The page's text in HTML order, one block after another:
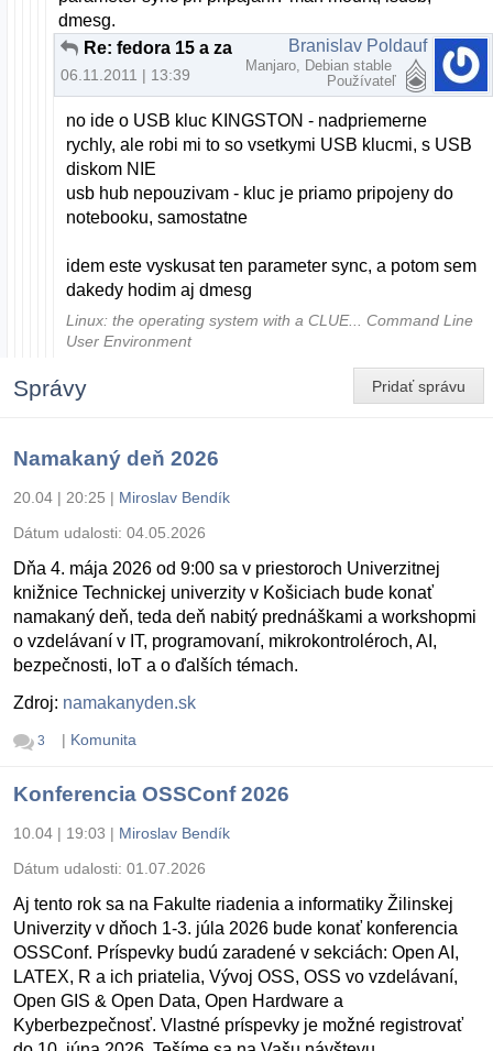
dmesg.
Re: fedora 15 a zapis na USB
06.11.2011 | 13:39
Branislav Poldauf
Manjaro, Debian stable
Používateľ
no ide o USB kluc KINGSTON - nadpriemerne
rychly, ale robi mi to so vsetkymi USB klucmi, s USB
diskom NIE
usb hub nepouzivam - kluc je priamo pripojeny do
notebooku, samostatne
idem este vyskusat ten parameter sync, a potom sem
dakedy hodim aj dmesg
Linux: the operating system with a CLUE... Command Line
User Environment
Pridať správu
Správy
Namakaný deň 2026
20.04 | 20:25 | Miroslav Bendík
Dátum udalosti: 04.05.2026
Dňa 4. mája 2026 od 9:00 sa v priestoroch Univerzitnej
knižnice Technickej univerzity v Košiciach bude konať
namakaný deň, teda deň nabitý prednáškami a workshopmi
o vzdelávaní v IT, programovaní, mikrokontroléroch, AI,
bezpečnosti, IoT a o ďalších témach.
Zdroj: namakanyden.sk
3 | Komunita
Konferencia OSSConf 2026
10.04 | 19:03 | Miroslav Bendík
Dátum udalosti: 01.07.2026
Aj tento rok sa na Fakulte riadenia a informatiky Žilinskej
Univerzity v dňoch 1-3. júla 2026 bude konať konferencia
OSSConf. Príspevky budú zaradené v sekciách: Open AI,
LATEX, R a ich priatelia, Vývoj OSS, OSS vo vzdelávaní,
Open GIS & Open Data, Open Hardware a
Kyberbezpečnosť. Vlastné príspevky je možné registrovať